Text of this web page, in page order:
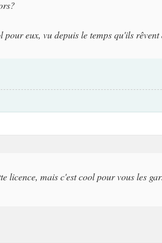
pour eux, vu depuis le temps qu'ils
licence, mais c'est cool pour vous les